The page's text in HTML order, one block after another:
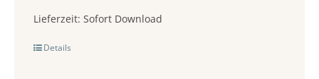
Lieferzeit:Sofort Download
Details